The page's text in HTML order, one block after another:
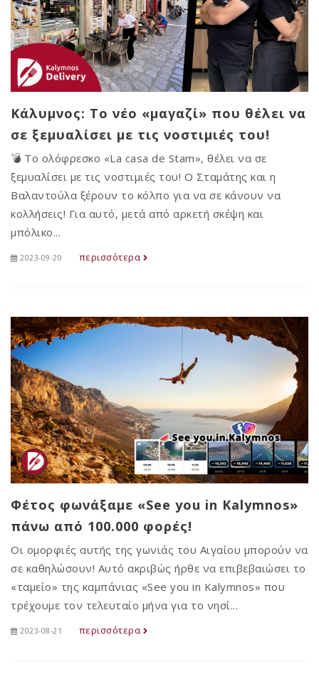
Κάλυμνος: Το νέο «μαγαζί» που θέλει να
σε ξεμυαλίσει με τις νοστιμιές του!
💣 Το ολόφρεσκο «La casa de Stam», θέλει να σε
ξεμυαλίσει με τις νοστιμιές του! Ο Σταμάτης και η
Βαλαντούλα ξέρουν το κόλπο για να σε κάνουν να
κολλήσεις! Για αυτό, μετά από αρκετή σκέψη και
μπόλικο...
2023-09-20 περισσότερα
Φέτος φωνάξαμε «See you in Kalymnos»
πάνω από 100.000 φορές!
Οι ομορφιές αυτής της γωνιάς του Αιγαίου μπορούν να
σε καθηλώσουν! Αυτό ακριβώς ήρθε να επιβεβαιώσει το
«ταμείο» της καμπάνιας «See you in Kalymnos» που
τρέχουμε τον τελευταίο μήνα για το νησί...
2023-08-21 περισσότερα